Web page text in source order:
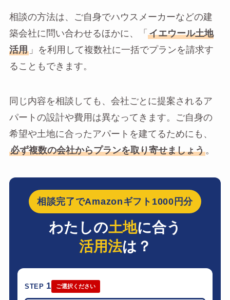
相談の方法は、ご自身でハウスメーカーなどの建
築会社に問い合わせるほかに、「 イエウール土地
活用」を利用して複数社に一括でプランを請求す
ることもできます。
同じ内容を相談しても、会社ごとに提案されるア
パートの設計や費用は異なってきます。ご自身の
希望や土地に合ったアパートを建てるためにも、
必ず複数の会社からプランを取り寄せましょう。
相談完了でAmazonギフト1000円分
わたしの土地に合う
活用法は？
STEP 1 ご選択ください